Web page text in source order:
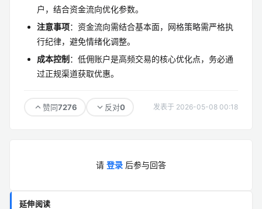
户，结合资金流向优化参数。
注意事项：资金流向需结合基本面，网格策略需严格执
行纪律，避免情绪化调整。
成本控制 ：低佣账户是高频交易的核心优化点，务必通
过正规渠道获取优惠。
赞同7276 反对0 发表于 2026-05-08 00:18
请 登录 后参与回答
延伸阅读